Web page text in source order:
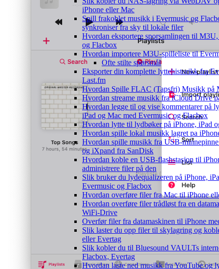
iPhone eller Mac
Spill frakoblet musikk i Evermusic og
synkroniser fra sky til lokale filer
Hvordan eksportere sporsamlingen til
og Flacbox
Hvordan importere M3U-spilleliste til
Ofte stilte spørsmål
Eksporter din komplette lyttehistorikk fra
Last.fm
Hvordan Spille FLAC (Tapsfri) Musikk på
Hvordan streame musikk fra iCloud Drive
Hvordan legge til og vise kommentarer på
iPad og Mac med Evermusic og Flacbox
Hvordan lytte til lydbøker på iPhone, iPad
Hvordan spille lokal musikk lagret pa
Hvordan spille musikk fra USB-
og iXpand fra SanDisk
Hvordan koble en USB-flashstasjon til
administrere filer på den
Slik bruker du lydequalizeren på iPhone,
Evermusic og Flacbox
Hvordan overføre filer fra Mac til iPhone
Hvordan overføre filer trådløst fra en
WiFi-Drive
Overfør filer fra datamaskinen til iPhone
Slik laster du opp filer til skylagring og
eller Evertag
Slik kobler du til Bluesound VAULTs
Flacbox, Evertag
Hvordan laste ned musikk fra YouTube og